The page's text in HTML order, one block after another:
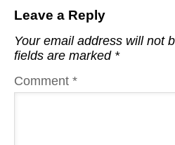
Leave a Reply
Your email address will not
fields are marked *
Comment *